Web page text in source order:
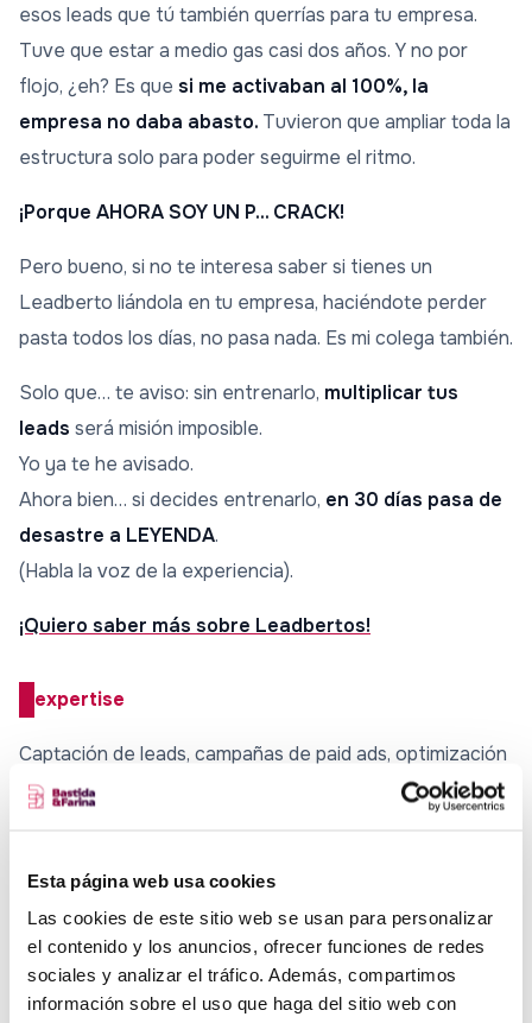
Esta página web usa cookies
Las cookies de este sitio web se usan para personalizar
el contenido y los anuncios, ofrecer funciones de redes
sociales y analizar el tráfico. Además, compartimos
información sobre el uso que haga del sitio web con
esos leads que tú también querrías para tu empresa.
Tuve que estar a medio gas casi dos años. Y no por
flojo, ¿eh? Es que si me activaban al 100%, la
empresa no daba abasto. Tuvieron que ampliar toda la
estructura solo para poder seguirme el ritmo.
¡Porque AHORA SOY UN P... CRACK!
Pero bueno, si no te interesa saber si tienes un
Leadberto liándola en tu empresa, haciéndote perder
pasta todos los días, no pasa nada. Es mi colega también.
Solo que… te aviso: sin entrenarlo, multiplicar tus
leads será misión imposible.
Yo ya te he avisado.
Ahora bien… si decides entrenarlo, en 30 días pasa de
desastre a LEYENDA.
(Habla la voz de la experiencia).
¡Quiero saber más sobre Leadbertos!
expertise
Captación de leads, campañas de paid ads, optimización
de procesos de venta, email marketing estratégico y
Logros & formaciones
Primer sistema creado y optimizado 100% in-house por